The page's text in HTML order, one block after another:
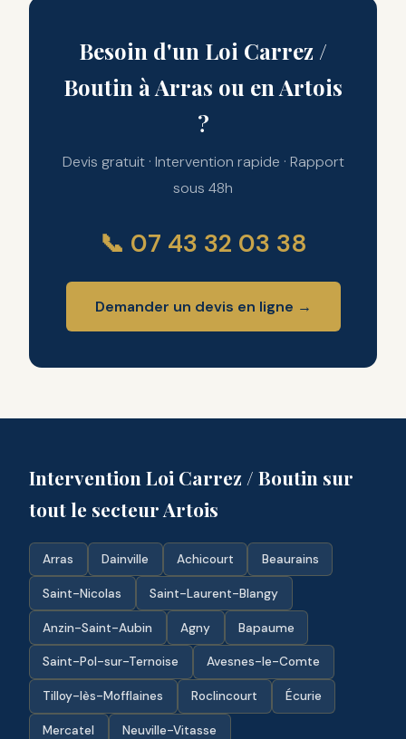
Besoin d'un Loi Carrez /
Boutin à Arras ou en Artois
?
Devis gratuit · Intervention rapide · Rapport
sous 48h
📞 07 43 32 03 38
Demander un devis en ligne →
Intervention Loi Carrez / Boutin sur
tout le secteur Artois
Arras Dainville Achicourt Beaurains
Saint-Nicolas Saint-Laurent-Blangy
Anzin-Saint-Aubin Agny Bapaume
Saint-Pol-sur-Ternoise Avesnes-le-Comte
Tilloy-lès-Mofflaines Roclincourt Écurie
Mercatel Neuville-Vitasse